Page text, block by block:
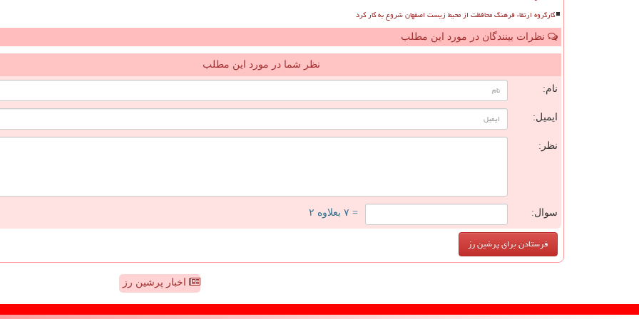
کارگروه ارتقاء فرهنگ محافظت از محیط زیست اصفهان شروع به کار کرد
نظرات بینندگان در مورد این مطلب
نظر شما در مورد این مطلب
نام:
ایمیل:
نظر:
سوال: = ۷ بعلاوه ۲
اخبار پرشین رز